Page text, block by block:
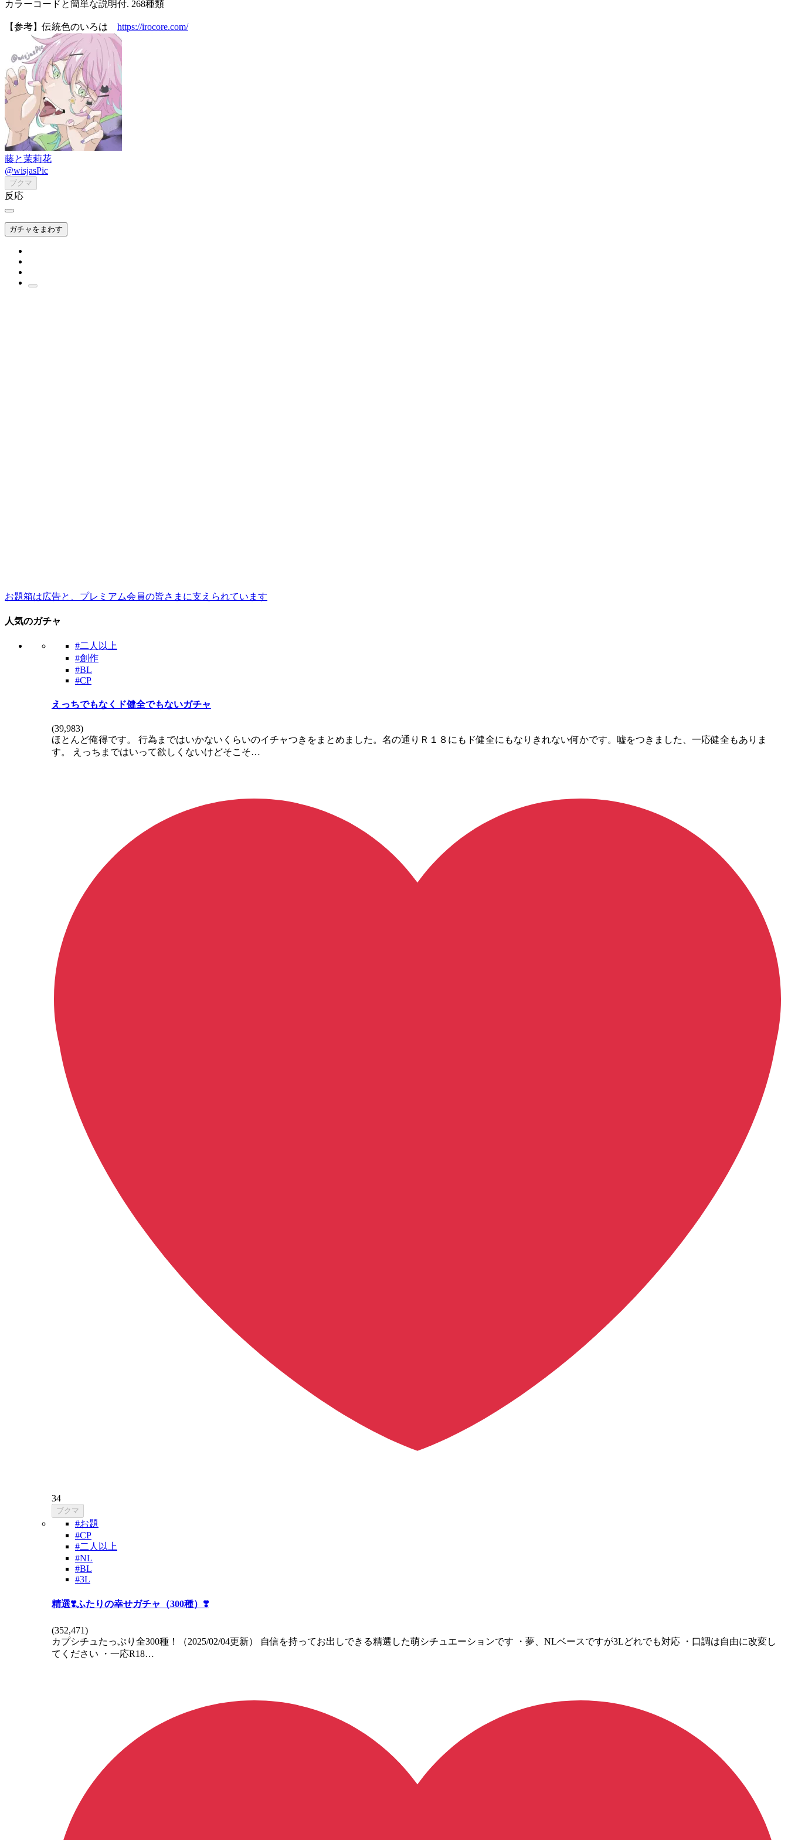
カラーコードと簡単な説明付. 268種類
【参考】伝統色のいろは https://irocore.com/
藤と茉莉花
@wisjasPic
ブクマ
反応
ガチャをまわす
お題箱は広告と、プレミアム会員の皆さまに支えられています
人気のガチャ
#二人以上
#創作
#BL
#CP
えっちでもなくド健全でもないガチャ
(39,983)
ほとんど俺得です。 行為まではいかないくらいのイチャつきをまとめました。名の通りＲ１８にもド健全にもなりきれない何かです。嘘をつきました、一応健全もありま
す。 えっちまではいって欲しくないけどそこそ…
34
ブクマ
#お題
#CP
#二人以上
#NL
#BL
#3L
精選❣️ふたりの幸せガチャ（300種）❣️
(352,471)
カプシチュたっぷり全300種！（2025/02/04更新） 自信を持ってお出しできる精選した萌シチュエーションです ・夢、NLベースですが3Lどれでも対応 ・口調は自由に改変し
てください ・一応R18…